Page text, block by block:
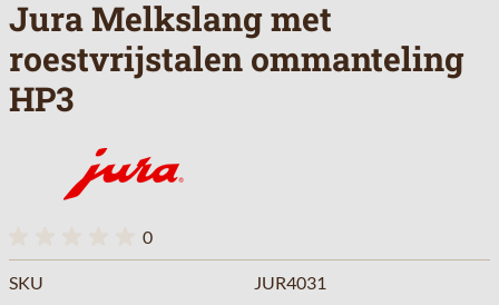
Jura Melkslang met
roestvrijstalen ommanteling
HP3
0
SKU JUR4031